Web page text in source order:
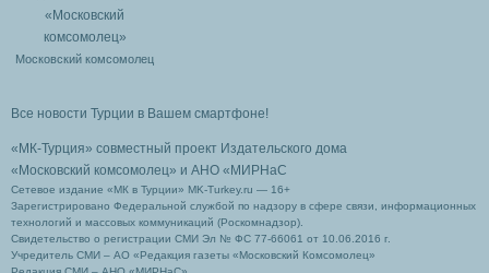
Московский комсомолец
Все новости Турции в Вашем смартфоне!
«МК-Турция» совместный проект Издательского дома
«Московский комсомолец» и АНО «МИРНаС
Сетевое издание «МК в Турции» MK-Turkey.ru — 16+
Зарегистрировано Федеральной службой по надзору в сфере связи, информационных
технологий и массовых коммуникаций (Роскомнадзор).
Свидетельство о регистрации СМИ Эл № ФС 77-66061 от 10.06.2016 г.
Учредитель СМИ – АО «Редакция газеты «Московский Комсомолец»